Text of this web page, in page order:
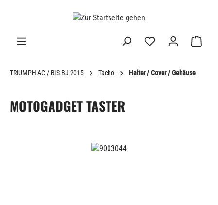
TRIUMPH AC / BIS BJ 2015 Tacho Halter / Cover / Gehäuse
MOTOGADGET TASTER
Bildergalerie überspringen